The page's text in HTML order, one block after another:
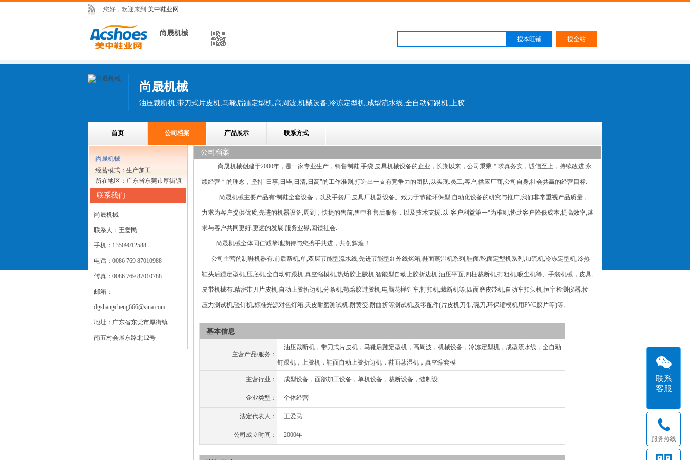
您好，欢迎来到 美中鞋业网
尚晟机械
尚晟机械
油压裁断机,带刀式片皮机,马靴后踵定型机,高周波,机械设备,冷冻定型机,成型流水线,全自动钉跟机,上胶机,鞋面自动上胶折边机,鞋面蒸湿机,真空缩套模机
首页 公司档案 产品展示 联系方式
尚晟机械
经营模式：生产加工
所在地区：广东省东莞市厚街镇
联系我们
尚晟机械
联系人：王爱民
手机：13509012588
电话：0086 769 87010988
传真：0086 769 87010788
邮箱：
dgshangcheng666@sina.com
地址：广东省东莞市厚街镇
南五村会展东路北12号
公司档案
尚晟机械创建于2000年，是一家专业生产，销售制鞋,手袋,皮具机械设备的企业，长期以来，公司秉乘＂求真务实，诚信至上，持续改进,永
续经营＂的理念，坚持"日事,日毕,日清,日高"的工作准则,打造出一支有竞争力的团队,以实现:员工,客户,供应厂商,公司自身,社会共赢的经营目标.
尚晟机械主要产品有:制鞋全套设备，以及手袋厂,皮具厂机器设备。致力于节能环保型,自动化设备的研究与推广,我们非常重视产品质量，
力求为客户提供优质,先进的机器设备,周到，快捷的售前,售中和售后服务，以及技术支援.以"客户利益第一"为准则,协助客户降低成本,提高效率;谋
求与客户共同更好,更远的发展.服务业界,回馈社会.
尚晟机械全体同仁诚挚地期待与您携手共进，共创辉煌！
公司主营的制鞋机器有:前后帮机,单,双层节能型流水线,先进节能型红外线烤箱,鞋面蒸湿机系列,鞋面/靴面定型机系列,加硫机,冷冻定型机,冷热
鞋头后踵定型机,压底机,全自动钉跟机,真空缩模机,热熔胶上胶机,智能型自动上胶折边机,油压平面,四柱裁断机,打粗机,吸尘机等、手袋机械，皮具,
皮带机械有:精密带刀片皮机,自动上胶折边机,分条机,热熔胶过胶机,电脑花样针车,打扣机,裁断机等,四面磨皮带机,自动车扣头机;恒宇检测仪器:拉
压力测试机,验钉机,标准光源对色灯箱,天皮耐磨测试机,耐黄变,耐曲折等测试机;及零配件(片皮机刀带,碗刀,环保缩模机用PVC胶片等)等。
基本信息
主营产品/服务：
油压裁断机，带刀式片皮机，马靴后踵定型机，高周波，机械设备，冷冻定型机，成型流水线，全自动
钉跟机，上胶机，鞋面自动上胶折边机，鞋面蒸湿机，真空缩套模
主营行业： 成型设备，面部加工设备，单机设备，裁断设备，缝制设
企业类型： 个体经营
法定代表人： 王爱民
公司成立时间： 2000年
联系
客服
服务热线